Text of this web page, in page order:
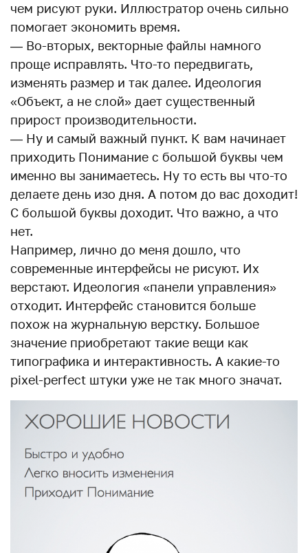
чем рисуют руки. Иллюстратор очень сильно
помогает экономить время.
— Во-вторых, векторные файлы намного
проще исправлять. Что-то передвигать,
изменять размер и так далее. Идеология
«Объект, а не слой» дает существенный
прирост производительности.
— Ну и самый важный пункт. К вам начинает
приходить Понимание с большой буквы чем
именно вы занимаетесь. Ну то есть вы что-то
делаете день изо дня. А потом до вас доходит!
С большой буквы доходит. Что важно, а что
нет.
Например, лично до меня дошло, что
современные интерфейсы не рисуют. Их
верстают. Идеология «панели управления»
отходит. Интерфейс становится больше
похож на журнальную верстку. Большое
значение приобретают такие вещи как
типографика и интерактивность. А какие-то
pixel-perfect штуки уже не так много значат.